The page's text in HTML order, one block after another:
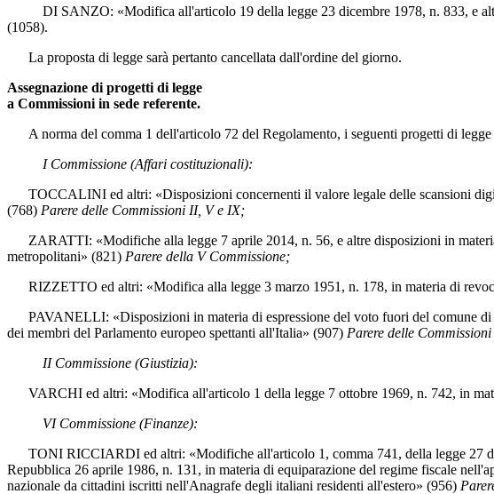
DI SANZO: «Modifica all'articolo 19 della legge 23 dicembre 1978, n. 833, e
(1058).
La proposta di legge sarà pertanto cancellata dall'ordine del giorno.
Assegnazione di progetti di legge
a Commissioni in sede referente.
A norma del comma 1 dell'articolo 72 del Regolamento, i seguenti progetti di legge
I Commissione (Affari costituzionali):
TOCCALINI ed altri: «Disposizioni concernenti il valore legale delle scansioni
(768) Parere delle Commissioni II, V e IX;
ZARATTI: «Modifiche alla legge 7 aprile 2014, n. 56, e altre disposizioni in
metropolitani» (821) Parere della V Commissione;
RIZZETTO ed altri: «Modifica alla legge 3 marzo 1951, n. 178, in materia di
PAVANELLI: «Disposizioni in materia di espressione del voto fuori del comune di
dei membri del Parlamento europeo spettanti all'Italia» (907) Parere delle
II Commissione (Giustizia):
VARCHI ed altri: «Modifica all'articolo 1 della legge 7 ottobre 1969, n. 742, in
VI Commissione (Finanze):
TONI RICCIARDI ed altri: «Modifiche all'articolo 1, comma 741, della legge 27
Repubblica 26 aprile 1986, n. 131, in materia di equiparazione del regime fiscale
nazionale da cittadini iscritti nell'Anagrafe degli italiani residenti all'estero» (956)